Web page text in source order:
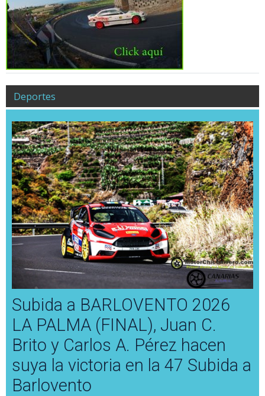
Deportes
Subida a BARLOVENTO 2026
LA PALMA (FINAL), Juan C.
Brito y Carlos A. Pérez hacen
suya la victoria en la 47 Subida a
Barlovento